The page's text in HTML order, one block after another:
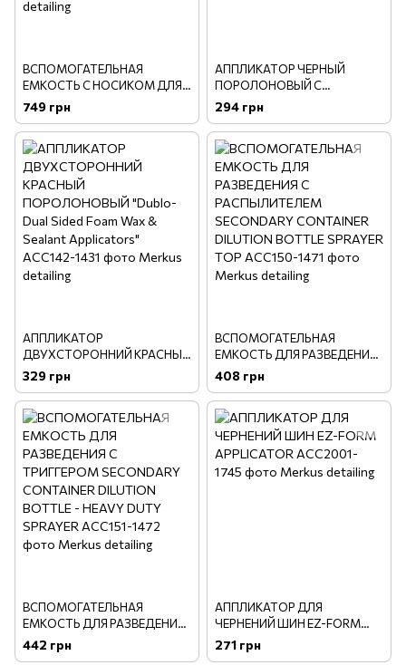
ВСПОМОГАТЕЛЬНАЯ
ЕМКОСТЬ С НОСИКОМ ДЛЯ
РАЗВЕДЕНИЯ SECONDARY
CONTAINER DILUTION
BOTTLES - SPOUT CAP (3 ШТ)
749 грн
АППЛИКАТОР ЧЕРНЫЙ
ПОРОЛОНОВЫЙ С
ЗАКРУГЛЕННЫМИ КРАЯМИ
UFO APPLICATOR
294 грн
АППЛИКАТОР
ДВУХСТОРОННИЙ КРАСНЫЙ
ПОРОЛОНОВЫЙ "Dublo-Dual
Sided Foam Wax & Sealant
Applicators"
329 грн
ВСПОМОГАТЕЛЬНАЯ
ЕМКОСТЬ ДЛЯ РАЗВЕДЕНИЯ
С РАСПЫЛИТЕЛЕМ
SECONDARY CONTAINER
DILUTION BOTTLE SPRAYER
TOP
408 грн
ВСПОМОГАТЕЛЬНАЯ
ЕМКОСТЬ ДЛЯ РАЗВЕДЕНИЯ
С ТРИГГЕРОМ SECONDARY
CONTAINER DILUTION
442 грн
АППЛИКАТОР ДЛЯ
ЧЕРНЕНИЙ ШИН EZ-FORM
APPLICATOR
271 грн